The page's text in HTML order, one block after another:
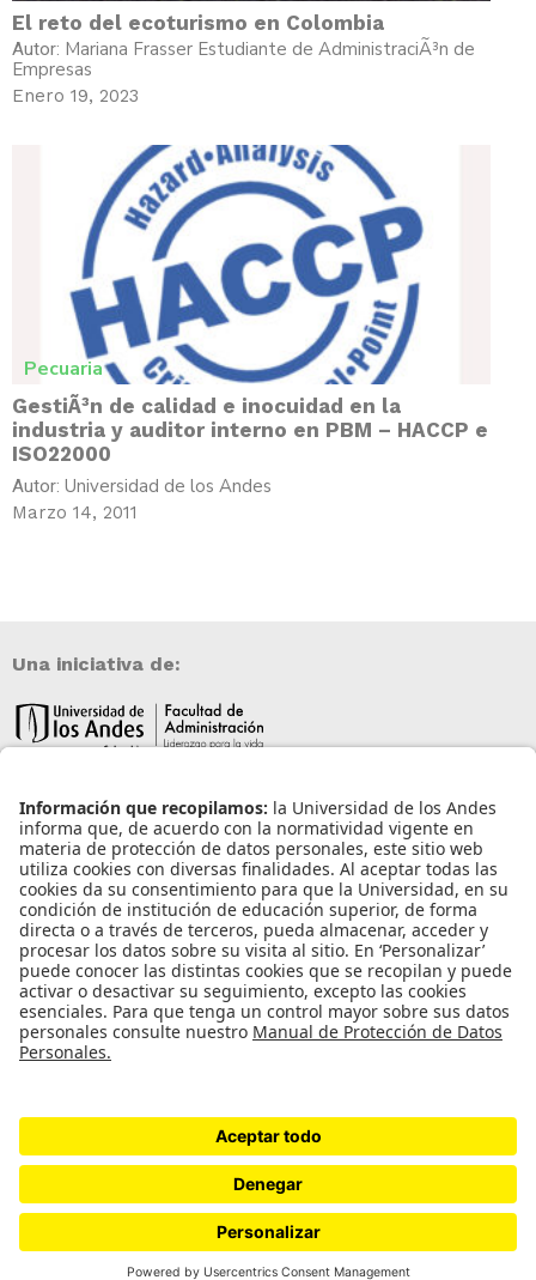
El reto del ecoturismo en Colombia
Autor: Mariana Frasser Estudiante de AdministraciÃ³n de
Empresas
Enero 19, 2023
Pecuaria
GestiÃ³n de calidad e inocuidad en la
industria y auditor interno en PBM – HACCP e
ISO22000
Autor: Universidad de los Andes
Marzo 14, 2011
Una iniciativa de:
Información de contacto
info@aneia.edu.co
Bogotá, Colombia
Enlaces de interés
Iniciar sesión
Política de tratamiento de datos personales
Contacto
Universidad de los Andes | Vigilada Mineducación
Reconocimiento como Universidad: Decreto 1297 del 30 de mayo de 1964.
Reconocimiento personería jurídica: Resolución 28 del 23 de febrero de 1949
©2023 ANEIA – Universidad de Los Andes.